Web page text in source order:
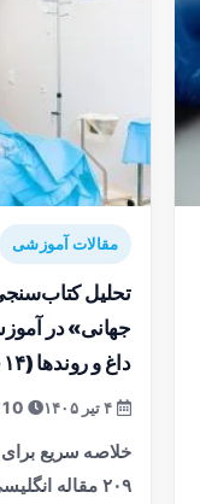
مقالات آموزشی
تحلیل
جهانی» در
داغ و روندها (۲۰۱۴–۲۰۲۴)
خلاصه سریع
۲۰۹ مقاله